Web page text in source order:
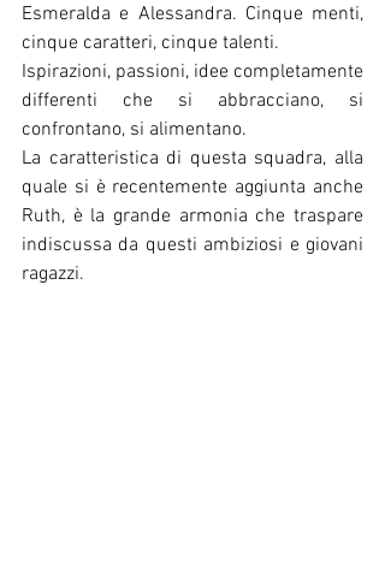
Esmeralda e Alessandra. Cinque menti,
cinque caratteri, cinque talenti.
Ispirazioni, passioni, idee completamente
differenti che si abbracciano, si
confrontano, si alimentano.
La caratteristica di questa squadra, alla
quale si è recentemente aggiunta anche
Ruth, è la grande armonia che traspare
indiscussa da questi ambiziosi e giovani
ragazzi.